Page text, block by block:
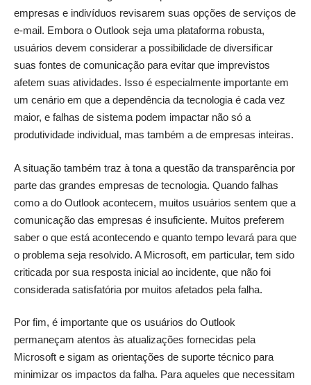
empresas e indivíduos revisarem suas opções de serviços de
e-mail. Embora o Outlook seja uma plataforma robusta,
usuários devem considerar a possibilidade de diversificar
suas fontes de comunicação para evitar que imprevistos
afetem suas atividades. Isso é especialmente importante em
um cenário em que a dependência da tecnologia é cada vez
maior, e falhas de sistema podem impactar não só a
produtividade individual, mas também a de empresas inteiras.
A situação também traz à tona a questão da transparência por
parte das grandes empresas de tecnologia. Quando falhas
como a do Outlook acontecem, muitos usuários sentem que a
comunicação das empresas é insuficiente. Muitos preferem
saber o que está acontecendo e quanto tempo levará para que
o problema seja resolvido. A Microsoft, em particular, tem sido
criticada por sua resposta inicial ao incidente, que não foi
considerada satisfatória por muitos afetados pela falha.
Por fim, é importante que os usuários do Outlook
permaneçam atentos às atualizações fornecidas pela
Microsoft e sigam as orientações de suporte técnico para
minimizar os impactos da falha. Para aqueles que necessitam